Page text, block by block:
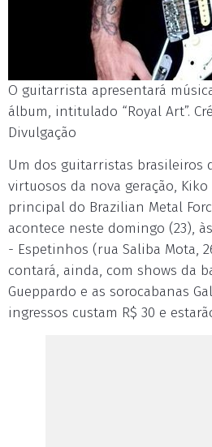
O guitarrista apresentará
álbum, intitulado “Royal Art”.
Divulgação
Um dos guitarristas brasileiros
virtuosos da nova geração, Kiko
principal do Brazilian Metal
acontece neste domingo (23),
- Espetinhos (rua Saliba Mota,
contará, ainda, com shows da
Gueppardo e as sorocabanas
ingressos custam R$ 30 e